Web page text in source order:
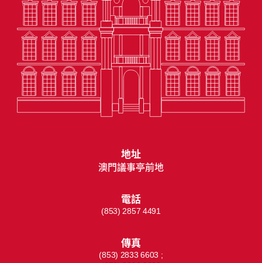
地址
澳門議事亭前地
電話
(853) 2857 4491
傳真
(853) 2833 6603 ;